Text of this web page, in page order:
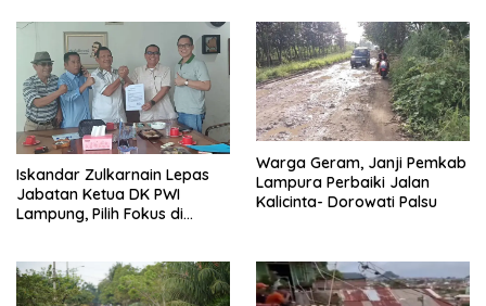
Iskandar Zulkarnain Lepas
Jabatan Ketua DK PWI
Lampung, Pilih Fokus di
Warga Geram, Janji Pemkab
Lampura Perbaiki Jalan
Kalicinta- Dorowati Palsu